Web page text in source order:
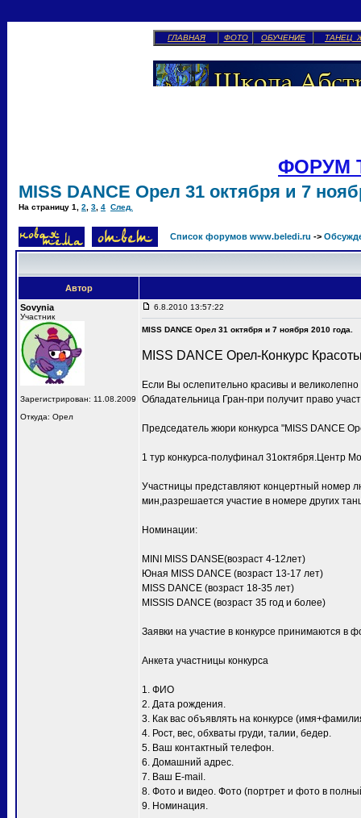
ГЛАВНАЯ ФОТО ОБУЧЕНИЕ ТАНЕЦ
ФОРУМ
MISS DANCE Орел 31 октября и 7
На страницу 1 2 3 4 След.
Список форумов www.beledi.ru ->
Автор
Sovynia
Участник
Зарегистрирован: 11.08.2009
Откуда: Орел
6.8.2010 13:57:22
MISS DANCE Орел 31 октября и 7 ноября 2010 года.
MISS DANCE Орел-Конкурс
Если Вы ослепительно красивы и
Обладательница Гран-при получит право
Председатель жюри конкурса "MISS DANCE
1 тур конкурса-полуфинал 31октября.Центр
Участницы представляют концертный номер
мин,разрешается участие в номере других
Номинации:
MINI MISS DANSE(возраст 4-12лет)
Юная MISS DANCE (возраст 13-17 лет)
MISS DANCE (возраст 18-35 лет)
MISSIS DANCE (возраст 35 год и более)
Заявки на участие в конкурсе принимаются в
Анкета участницы конкурса
1. ФИО
2. Дата рождения.
3. Как вас объявлять на конкурсе
4. Рост, вес, обхваты груди, талии, бедер.
5. Ваш контактный телефон.
6. Домашний адрес.
7. Ваш E-mail.
8. Фото и видео. Фото (портрет и фото в
9. Номинация.